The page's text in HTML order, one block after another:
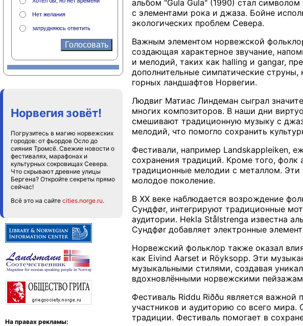
Нет желания
затрудняюсь ответить
Норвегия зовёт!
Погрузитесь в магию норвежских
городов: от фьордов Осло до
сияния Тромсё. Свежие новости о
фестивалях, марафонах и
культурных сокровищах Севера.
Что скрывают древние улицы
Бергена? Откройте секреты прямо
сейчас!
Всё это на сайте cities.norge.ru.
На правах рекламы:
альбом "Gula Gula" (1990) стал
с элементами рока и джаза. Бойне
экологических проблем Севера.
Важным элементом норвежской
создающая характерное звучание,
и мелодий, таких как halling и gangar,
дополнительные симпатические
горных ландшафтов Норвегии.
Людвиг Матиас Линдеман сыграл
многих композиторов. В наши дни
смешивают традиционную музыку с
мелодий, что помогло сохранить
Фестивали, например Landskappleiken,
сохранения традиций. Кроме того, фолк
традиционные мелодии с металлом. Эти
молодое поколение.
В XX веке наблюдается возрождение
Сундфør, интегрируют традиционные
аудитории. Hekla Stålstrenga известна
Сундфør добавляет электронные
Норвежский фольклор также оказал
как Eivind Aarset и Röyksopp. Эти
музыкальными стилями, создавая
вдохновлёнными норвежскими
Фестиваль Riddu Riððu является
участников и аудиторию со всего мира.
традиции. Фестиваль помогает в